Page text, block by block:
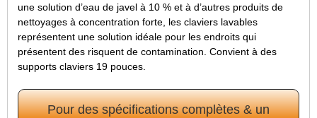
une solution d’eau de javel à 10 % et à d’autres produits de
nettoyages à concentration forte, les claviers lavables
représentent une solution idéale pour les endroits qui
présentent des risquent de contamination. Convient à des
supports claviers 19 pouces.
Pour des spécifications complètes & un